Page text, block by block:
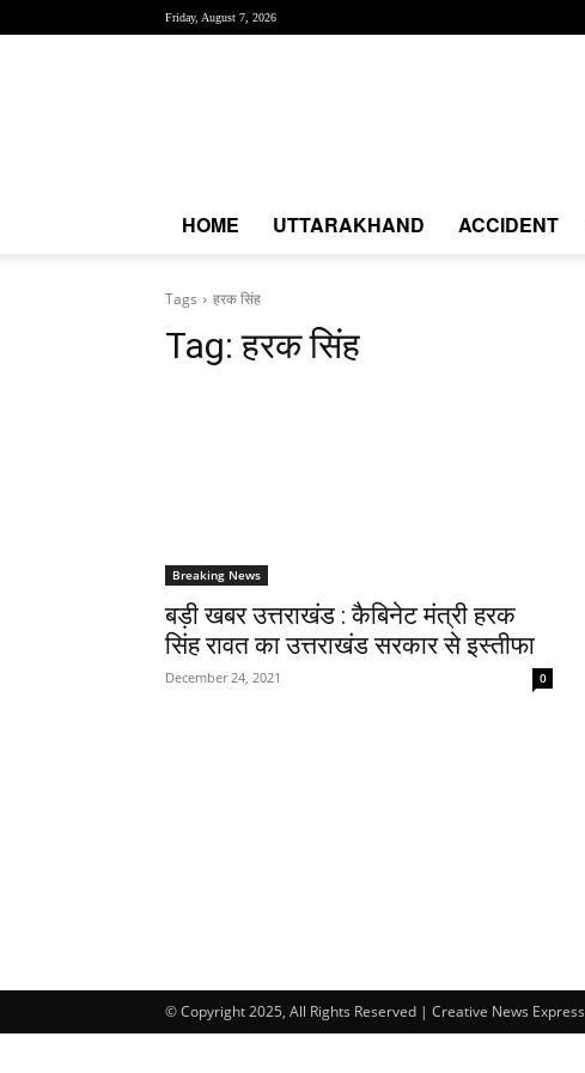
Friday, August 7, 2026
HOME UTTARAKHAND ACCIDENT
Tags हरक सिंह
Tag:हरक सिंह
Breaking News
बड़ी खबर उत्तराखंड : कैबिनेट मंत्री हरक
सिंह रावत का उत्तराखंड सरकार से इस्तीफा
December 24, 2021 0
© Copyright 2025, All Rights Reserved | Creative News Express